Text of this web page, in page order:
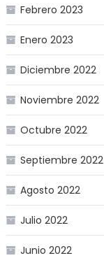
Febrero 2023
Enero 2023
Diciembre 2022
Noviembre 2022
Octubre 2022
Septiembre 2022
Agosto 2022
Julio 2022
Junio 2022